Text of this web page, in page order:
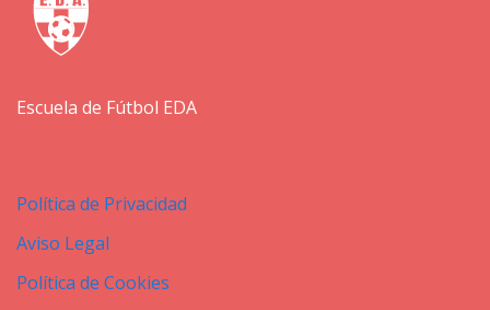
Escuela de Fútbol EDA
Política de Privacidad
Aviso Legal
Política de Cookies